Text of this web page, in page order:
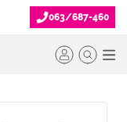
063/687-460